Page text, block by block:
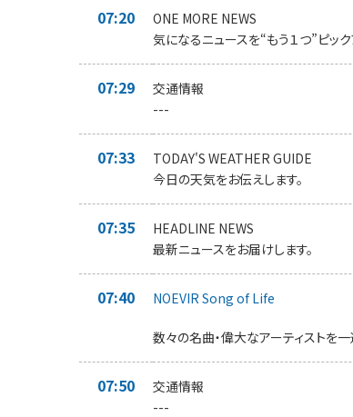
07:20 ONE MORE NEWS
気になるニュースを“もう１つ”ピック
07:29 交通情報
---
07:33
TODAY'S WEATHER GUIDE
今日の天気をお伝えします。
07:35
HEADLINE NEWS
最新ニュースをお届けします。
07:40 NOEVIR Song of Life
数々の名曲・偉大なアーティストを
07:50
交通情報
---